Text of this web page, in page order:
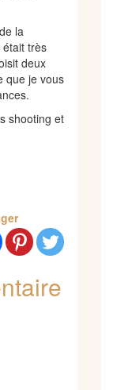
la
très
deux
que je vous
shooting et